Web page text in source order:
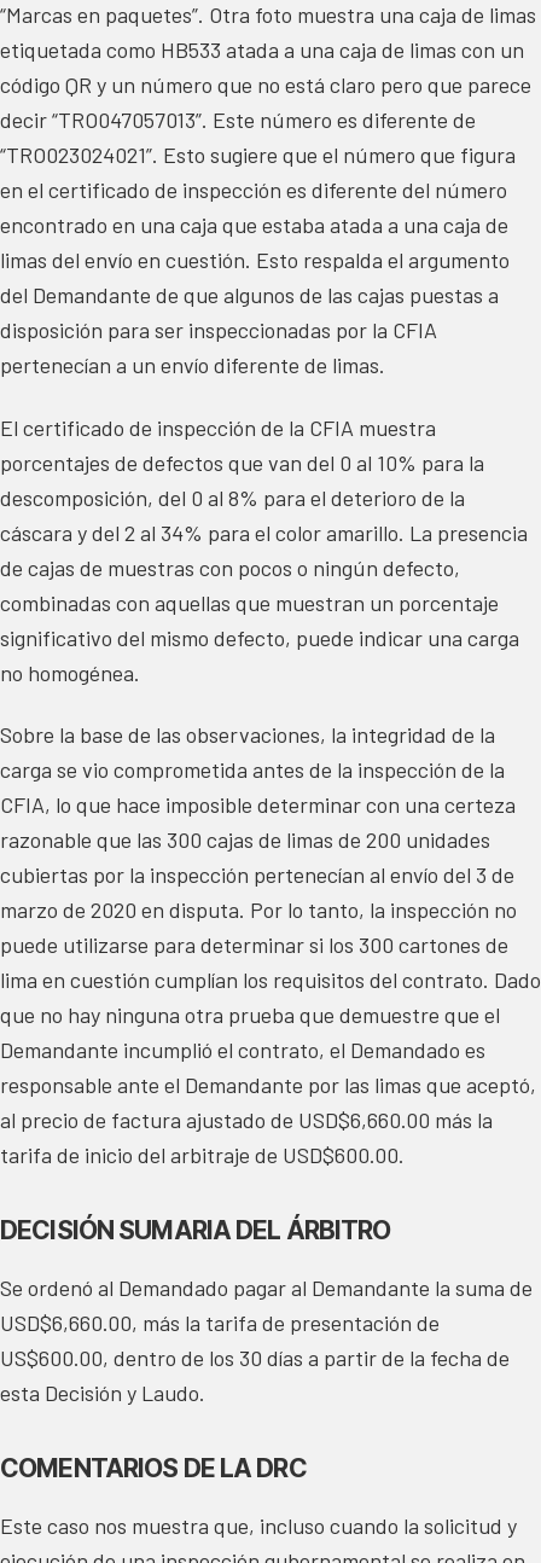
“Marcas en paquetes”. Otra foto muestra una caja de limas
etiquetada como HB533 atada a una caja de limas con un
código QR y un número que no está claro pero que parece
decir “TRO047057013”. Este número es diferente de
“TRO023024021”. Esto sugiere que el número que figura
en el certificado de inspección es diferente del número
encontrado en una caja que estaba atada a una caja de
limas del envío en cuestión. Esto respalda el argumento
del Demandante de que algunos de las cajas puestas a
disposición para ser inspeccionadas por la CFIA
pertenecían a un envío diferente de limas.
El certificado de inspección de la CFIA muestra
porcentajes de defectos que van del 0 al 10% para la
descomposición, del 0 al 8% para el deterioro de la
cáscara y del 2 al 34% para el color amarillo. La presencia
de cajas de muestras con pocos o ningún defecto,
combinadas con aquellas que muestran un porcentaje
significativo del mismo defecto, puede indicar una carga
no homogénea.
Sobre la base de las observaciones, la integridad de la
carga se vio comprometida antes de la inspección de la
CFIA, lo que hace imposible determinar con una certeza
razonable que las 300 cajas de limas de 200 unidades
cubiertas por la inspección pertenecían al envío del 3 de
marzo de 2020 en disputa. Por lo tanto, la inspección no
puede utilizarse para determinar si los 300 cartones de
lima en cuestión cumplían los requisitos del contrato. Dado
que no hay ninguna otra prueba que demuestre que el
Demandante incumplió el contrato, el Demandado es
responsable ante el Demandante por las limas que aceptó,
al precio de factura ajustado de USD$6,660.00 más la
tarifa de inicio del arbitraje de USD$600.00.
DECISIÓN SUMARIA DEL ÁRBITRO
Se ordenó al Demandado pagar al Demandante la suma de
USD$6,660.00, más la tarifa de presentación de
US$600.00, dentro de los 30 días a partir de la fecha de
esta Decisión y Laudo.
COMENTARIOS DE LA DRC
Este caso nos muestra que, incluso cuando la solicitud y